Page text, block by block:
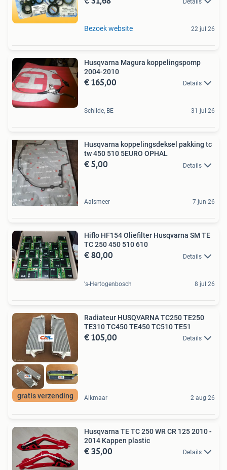
Bezoek website 22 jul 26
Husqvarna Magura koppelingspomp
2004-2010
€ 165,00 Details
Schilde, BE 31 jul 26
Husqvarna koppelingsdeksel pakking tc
tw 450 510 5EURO OPHAL
€ 5,00 Details
Aalsmeer 7 jun 26
Hiflo HF154 Oliefilter Husqvarna SM TE
TC 250 450 510 610
€ 80,00 Details
's-Hertogenbosch 8 jul 26
gratis verzending
Radiateur HUSQVARNA TC250 TE250
TE310 TC450 TE450 TC510 TE51
€ 105,00 Details
Alkmaar 2 aug 26
Husqvarna TE TC 250 WR CR 125 2010 -
2014 Kappen plastic
€ 35,00 Details